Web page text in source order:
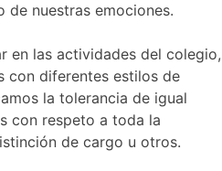
de nuestras emociones.
en las actividades del colegio,
con diferentes estilos de
la tolerancia de igual
con respeto a toda la
de cargo u otros.